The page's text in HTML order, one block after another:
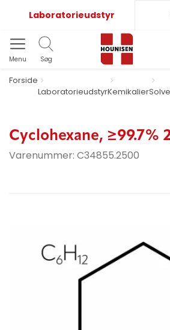
Laboratorieudstyr
Menu Søg
Forside
LaboratorieudstyrKemikalier
Cyclohexane, ≥99.7%
Varenummer: C34855.2500